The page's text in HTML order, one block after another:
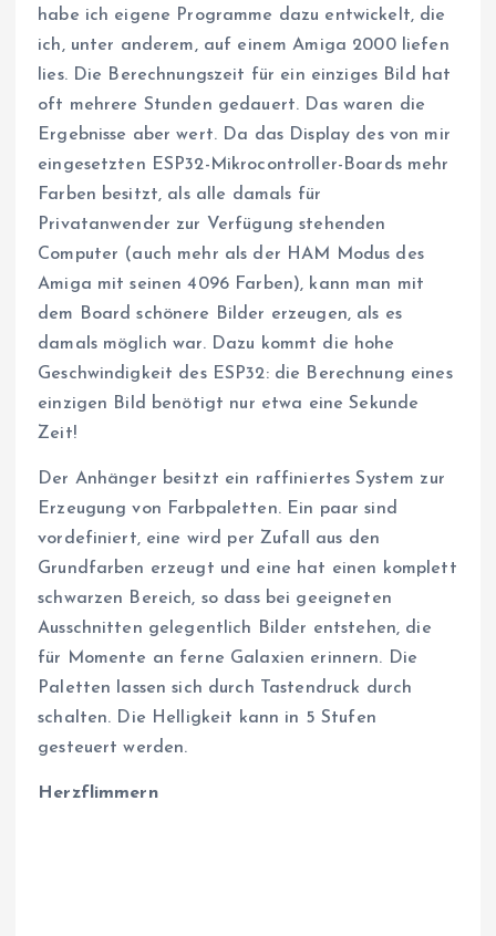
habe ich eigene Programme dazu entwickelt, die
ich, unter anderem, auf einem Amiga 2000 liefen
lies. Die Berechnungszeit für ein einziges Bild hat
oft mehrere Stunden gedauert. Das waren die
Ergebnisse aber wert. Da das Display des von mir
eingesetzten ESP32-Mikrocontroller-Boards mehr
Farben besitzt, als alle damals für
Privatanwender zur Verfügung stehenden
Computer (auch mehr als der HAM Modus des
Amiga mit seinen 4096 Farben), kann man mit
dem Board schönere Bilder erzeugen, als es
damals möglich war. Dazu kommt die hohe
Geschwindigkeit des ESP32: die Berechnung eines
einzigen Bild benötigt nur etwa eine Sekunde
Zeit!
Der Anhänger besitzt ein raffiniertes System zur
Erzeugung von Farbpaletten. Ein paar sind
vordefiniert, eine wird per Zufall aus den
Grundfarben erzeugt und eine hat einen komplett
schwarzen Bereich, so dass bei geeigneten
Ausschnitten gelegentlich Bilder entstehen, die
für Momente an ferne Galaxien erinnern. Die
Paletten lassen sich durch Tastendruck durch
schalten. Die Helligkeit kann in 5 Stufen
gesteuert werden.
Herzflimmern